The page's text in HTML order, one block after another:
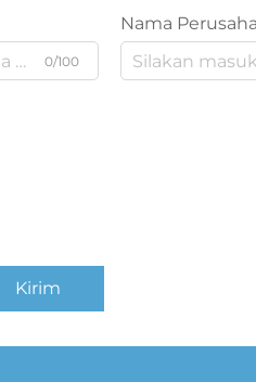
0/100
Nama
Kirim